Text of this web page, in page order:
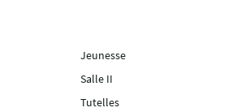
Jeunesse
Salle II
Tutelles